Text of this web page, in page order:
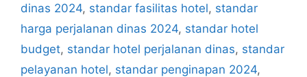
dinas 2024, standar fasilitas hotel, standar
harga perjalanan dinas 2024, standar hotel
budget, standar hotel perjalanan dinas, standar
pelayanan hotel, standar penginapan 2024,